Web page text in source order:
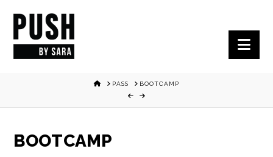
HOMEPASS BOOTCAMP
BOOTCAMP